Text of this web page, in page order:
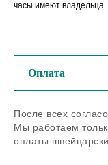
часы имеют владельца.
После всех
Мы работаем
оплаты
У нас можно
оригинальные
Если остались
нам их по
мессенджерах